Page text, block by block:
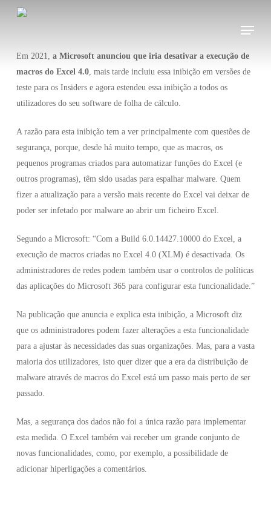
content
Menu
Em 2021, a Microsoft anunciou que iria desativar a execução de
macros do Excel 4.0, mais tarde incluiu essa inibição em versões de
teste para os Insiders e agora estendeu essa inibição a todos os
utilizadores do seu software de folha de cálculo.
A razão para esta inibição tem a ver principalmente com questões de
segurança, porque, desde há muito tempo, que as macros, os
pequenos programas criados para automatizar funções do Excel (e
outros programas), têm sido usadas para espalhar malware. Quem
fizer a atualização para a versão mais recente do Excel vai deixar de
poder ser infetado por malware ao abrir um ficheiro Excel.
Segundo a Microsoft: “Com a Build 6.0.14427.10000 do Excel, a
execução de macros criadas no Excel 4.0 (XLM) é desactivada. Os
administradores de redes podem também usar o controlos de políticas
das aplicações do Microsoft 365 para configurar esta funcionalidade.”
Na publicação que anuncia e explica esta inibição, a Microsoft diz
que os administradores podem fazer alterações a esta funcionalidade
para a ajustar às necessidades das suas organizações. Mas, para a vasta
maioria dos utilizadores, isto quer dizer que a era da distribuição de
malware através de macros do Excel está um passo mais perto de ser
passado.
Mas, a segurança dos dados não foi a única razão para implementar
esta medida. O Excel também vai receber um grande conjunto de
novas funcionalidades, como, por exemplo, a possibilidade de
adicionar hiperligações a comentários.